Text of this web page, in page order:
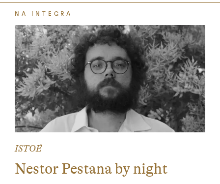
NA ÍNTEGRA
ISTOÉ
Nestor Pestana by night